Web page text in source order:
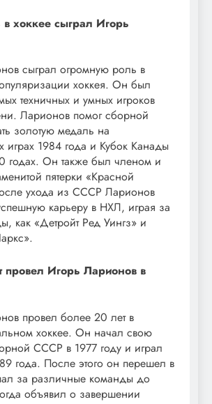
хоккее сыграл Игорь
сыграл огромную роль в
хоккея. Он был
техничных и умных игроков
Ларионов помог сборной
золотую медаль на
играх 1984 года и Кубок Канады
годах. Он также был членом и
пятерки «Красной
ухода из СССР Ларионов
карьеру в НХЛ, играя за
как «Детройт Ред Уингз» и
провел Игорь Ларионов в
провел более 20 лет в
хоккее. Он начал свою
СССР в 1977 году и играл
года. После этого он перешел в
за различные команды до
объявил о завершении